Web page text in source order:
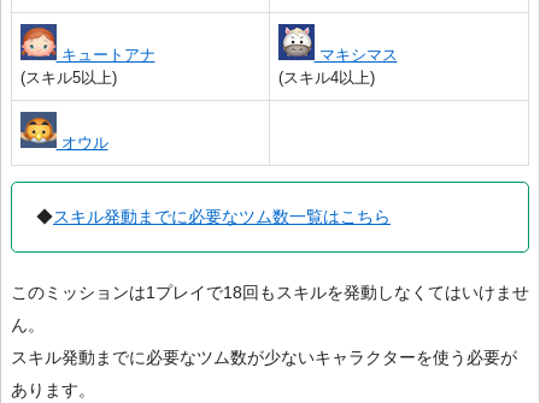
キュートアナ
(スキル5以上)
マキシマス
(スキル4以上)
オウル
◆スキル発動までに必要なツム数一覧はこちら
このミッションは1プレイで18回もスキルを発動しなくてはいけませ
ん。
スキル発動までに必要なツム数が少ないキャラクターを使う必要が
あります。